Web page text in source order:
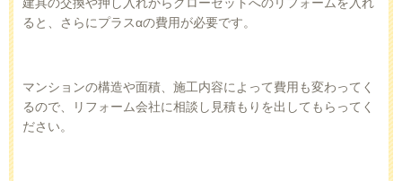
ると、さらにプラスαの費用が必要です。
マンションの構造や面積、施工内容によって費用も変わってく
るので、リフォーム会社に相談し見積もりを出してもらってく
ださい。